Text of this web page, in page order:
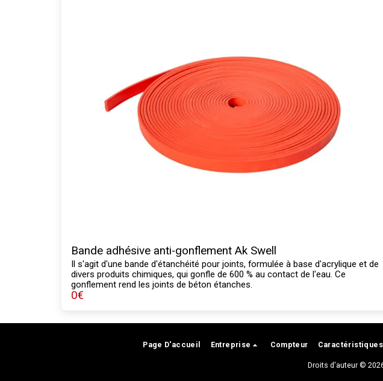
Bande adhésive anti-gonflement Ak Swell
Il s'agit d'une bande d'étanchéité pour joints, formulée à base d'acrylique et de
divers produits chimiques, qui gonfle de 600 % au contact de l'eau. Ce
gonflement rend les joints de béton étanches.
0€
Page D'accueil Entreprise Compteur Caractéristiques
Droits d'auteur ©